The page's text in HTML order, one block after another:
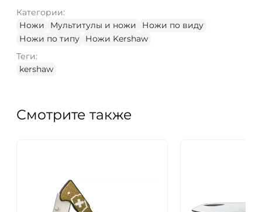
Категории:
Ножи
Мультитулы и ножи
Ножи по виду
Ножи по типу
Ножи Kershaw
Теги:
kershaw
Смотрите также